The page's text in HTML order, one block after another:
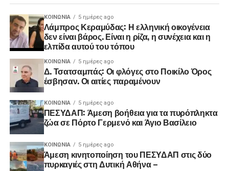
ΚΟΙΝΩΝΊΑ 5 ημέρες ago
Λάμπρος Κεραμύδας: Η ελληνική οικογένεια
δεν είναι βάρος. Είναι η ρίζα, η συνέχεια και η
ελπίδα αυτού του τόπου
ΚΟΙΝΩΝΊΑ 5 ημέρες ago
Δ. Τσατσαμπάς: Οι φλόγες στο Ποικίλο Όρος
έσβησαν. Οι αιτίες παραμένουν
ΚΟΙΝΩΝΊΑ 5 ημέρες ago
ΠΕΣΥΔΑΠ: Άμεση βοήθεια για τα πυρόπληκτα
ζώα σε Πόρτο Γερμενό και Άγιο Βασίλειο
ΚΟΙΝΩΝΊΑ 5 ημέρες ago
Άμεση κινητοποίηση του ΠΕΣΥΔΑΠ στις δύο
πυρκαγιές στη Δυτική Αθήνα –